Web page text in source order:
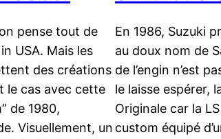
pense tout de
USA. Mais les
des créations
le cas avec cette
de 1980,
Visuellement, un
En 1986, Suzuki
au doux nom de
de l’engin n’est
le laisse espérer,
Originale car la
custom équipé